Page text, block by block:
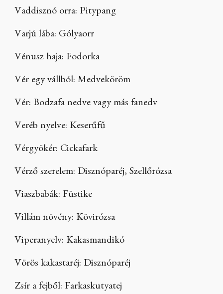
Vaddisznó orra: Pitypang
Varjú lába: Gólyaorr
Vénusz haja: Fodorka
Vér egy vállból: Medveköröm
Vér: Bodzafa nedve vagy más fanedv
Veréb nyelve: Keserűfű
Vérgyökér: Cickafark
Vérző szerelem: Disznóparéj, Szellőrózsa
Viaszbabák: Füstike
Villám növény: Kövirózsa
Viperanyelv: Kakasmandikó
Vörös kakastaréj: Disznóparéj
Zsír a fejből: Farkaskutyatej